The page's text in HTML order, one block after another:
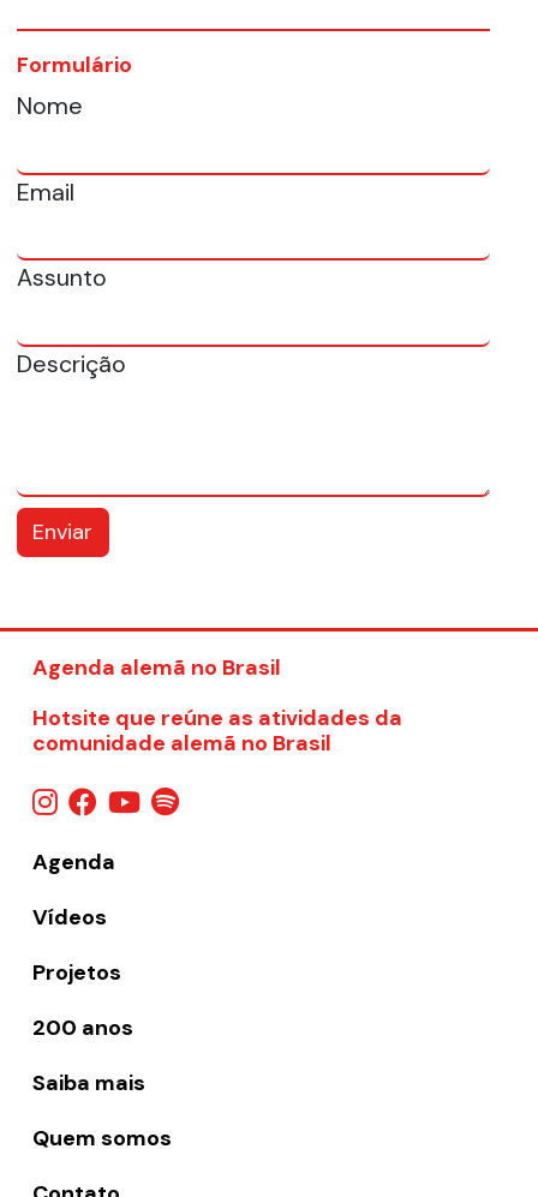
Formulário
Nome
Email
Assunto
Descrição
Agenda alemã no Brasil
Hotsite que reúne as atividades da
comunidade alemã no Brasil
Agenda
Vídeos
Projetos
200 anos
Saiba mais
Quem somos